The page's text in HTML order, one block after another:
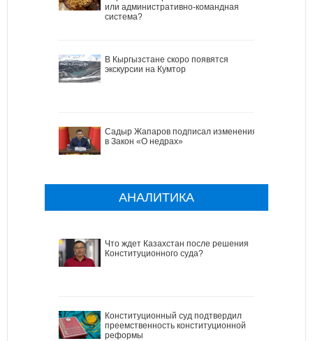
или административно-командная
система?
В Кыргызстане скоро появятся
экскурсии на Кумтор
Садыр Жапаров подписал изменения
в Закон «О недрах»
АНАЛИТИКА
Что ждет Казахстан после решения
Конституционного суда?
Конституционный суд подтвердил
преемственность конституционной
реформы